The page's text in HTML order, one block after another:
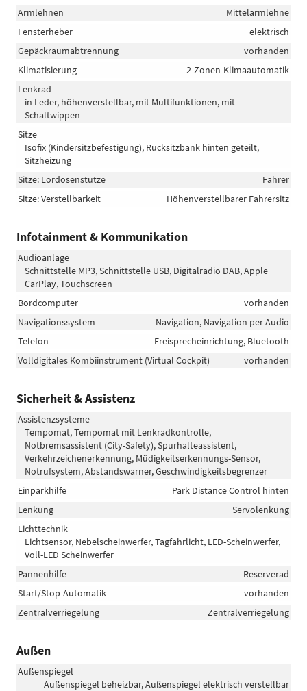
Armlehnen
Mittelarmlehne
Fensterheber
elektrisch
Gepäckraumabtrennung
vorhanden
Klimatisierung
2-Zonen-Klimaautomatik
Lenkrad
in Leder, höhenverstellbar, mit Multifunktionen, mit
Schaltwippen
Sitze
Isofix (Kindersitzbefestigung), Rücksitzbank hinten geteilt,
Sitzheizung
Sitze: Lordosenstütze
Fahrer
Sitze: Verstellbarkeit
Höhenverstellbarer Fahrersitz
Infotainment & Kommunikation
Audioanlage
Schnittstelle MP3, Schnittstelle USB, Digitalradio DAB, Apple
CarPlay, Touchscreen
Bordcomputer
vorhanden
Navigationssystem
Navigation, Navigation per Audio
Telefon
Freisprecheinrichtung, Bluetooth
Volldigitales Kombiinstrument (Virtual Cockpit)
vorhanden
Sicherheit & Assistenz
Assistenzsysteme
Tempomat, Tempomat mit Lenkradkontrolle,
Notbremsassistent (City-Safety), Spurhalteassistent,
Verkehrzeichenerkennung, Müdigkeitserkennungs-Sensor,
Notrufsystem, Abstandswarner, Geschwindigkeitsbegrenzer
Einparkhilfe
Park Distance Control hinten
Lenkung
Servolenkung
Lichttechnik
Lichtsensor, Nebelscheinwerfer, Tagfahrlicht, LED-Scheinwerfer,
Voll-LED Scheinwerfer
Pannenhilfe
Reserverad
Start/Stop-Automatik
vorhanden
Zentralverriegelung
Zentralverriegelung
Außen
Außenspiegel
Außenspiegel beheizbar, Außenspiegel elektrisch verstellbar